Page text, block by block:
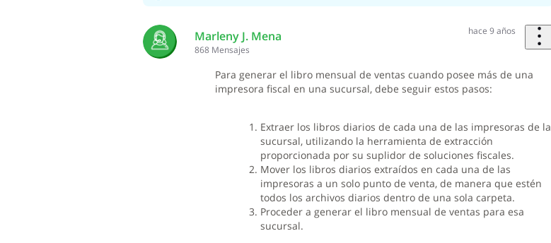
Marleny J. Mena
868 Mensajes
hace 9 años
Para generar el libro mensual de ventas cuando posee más de una
impresora fiscal en una sucursal, debe seguir estos pasos:
Extraer los libros diarios de cada una de las impresoras de la
sucursal, utilizando la herramienta de extracción
proporcionada por su suplidor de soluciones fiscales.
Mover los libros diarios extraídos en cada una de las
impresoras a un solo punto de venta, de manera que estén
todos los archivos diarios dentro de una sola carpeta.
Proceder a generar el libro mensual de ventas para esa
sucursal.